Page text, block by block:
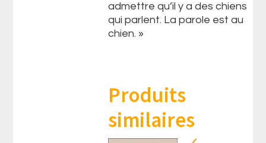
admettre qu’il y a des chiens
qui parlent. La parole est au
chien. »
Produits
similaires